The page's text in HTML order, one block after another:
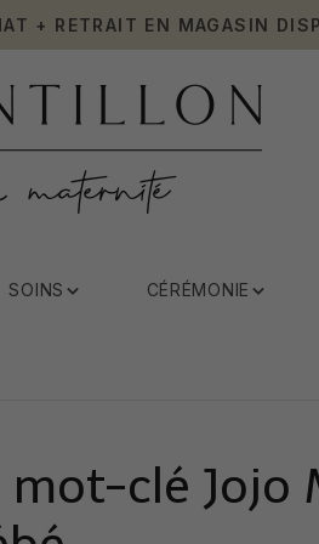
+ RETRAIT EN MAGASIN
SOINS CÉRÉMONIE
mot-clé Jojo